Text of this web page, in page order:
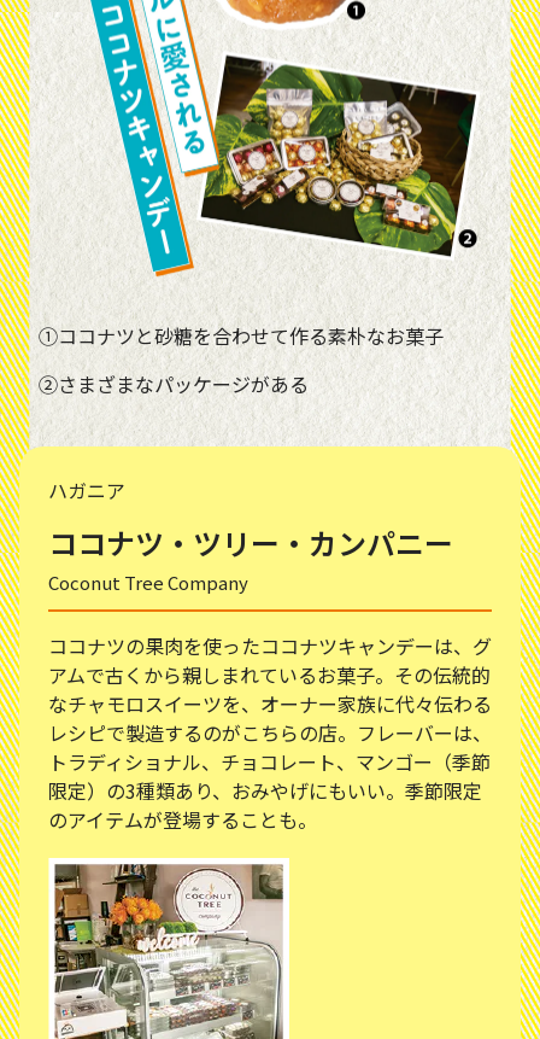
①ココナツと砂糖を合わせて作る素朴なお菓子
②さまざまなパッケージがある
ハガニア
ココナツ・ツリー・カンパニー
Coconut Tree Company
ココナツの果肉を使ったココナツキャンデーは、グ
アムで古くから親しまれているお菓子。その伝統的
なチャモロスイーツを、オーナー家族に代々伝わる
レシピで製造するのがこちらの店。フレーバーは、
トラディショナル、チョコレート、マンゴー（季節
限定）の3種類あり、おみやげにもいい。季節限定
のアイテムが登場することも。